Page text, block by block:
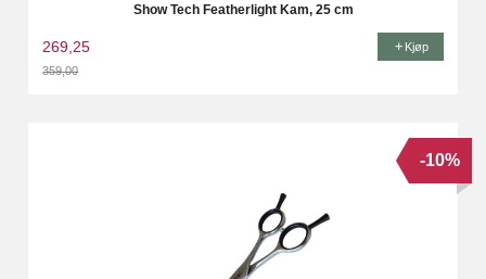
Show Tech Featherlight Kam, 25 cm
269,25
359,00
Kjøp
-10%